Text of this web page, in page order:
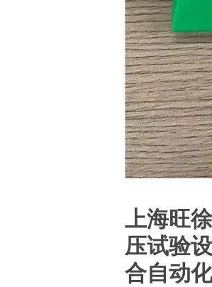
上海旺
压试验
合自动化